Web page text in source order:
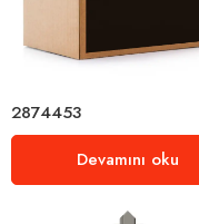
2874453
Devamını oku